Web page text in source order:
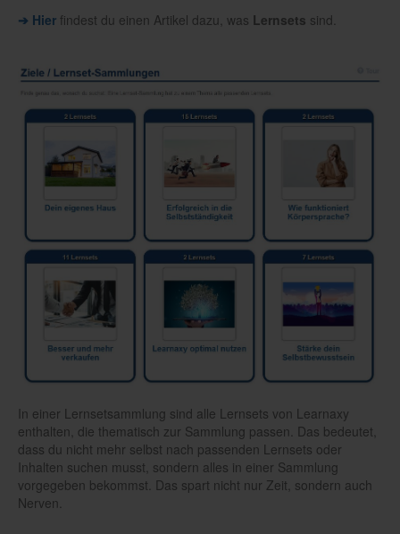
➔ Hier findest du einen Artikel dazu, was Lernsets sind.
In einer Lernsetsammlung sind alle Lernsets von Learnaxy
enthalten, die thematisch zur Sammlung passen. Das bedeutet,
dass du nicht mehr selbst nach passenden Lernsets oder
Inhalten suchen musst, sondern alles in einer Sammlung
vorgegeben bekommst. Das spart nicht nur Zeit, sondern auch
Nerven.